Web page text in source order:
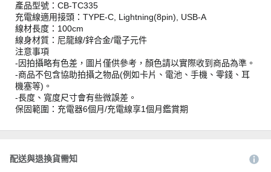
產品型號：CB-TC335
充電線適用接頭：TYPE-C, Lightning(8pin), USB-A
線材長度：100cm
線身材質：尼龍線/鋅合金/電子元件
注意事項
-因拍攝略有色差，圖片僅供參考，顏色請以實際收到商品為準。
-商品不包含協助拍攝之物品(例如卡片、電池、手機、零錢、耳
機塞等)。
-長度、寬度尺寸會有些微誤差。
保固範圍：充電器6個月/充電線享1個月鑑賞期
配送與退換貨需知